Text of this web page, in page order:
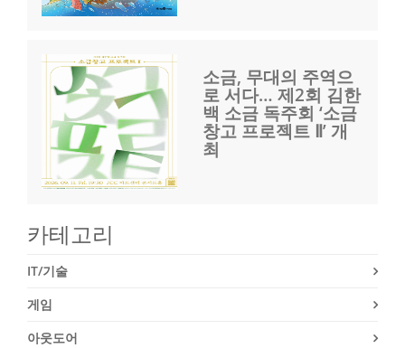
소금, 무대의 주역으
로 서다… 제2회 김한
백 소금 독주회 ‘소금
창고 프로젝트 Ⅱ’ 개
최
카테고리
IT/기술
게임
아웃도어